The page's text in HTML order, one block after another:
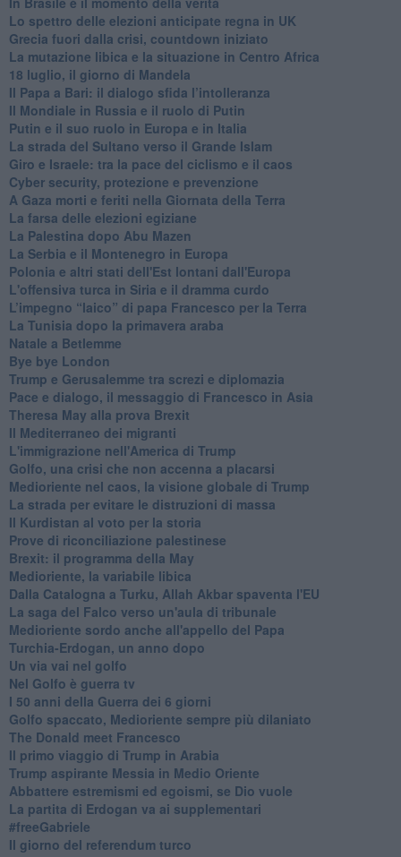
Lo spettro delle elezioni anticipate regna in UK
Grecia fuori dalla crisi, countdown iniziato
La mutazione libica e la situazione in Centro Africa
18 luglio, il giorno di Mandela
Il Papa a Bari: il dialogo sfida l’intolleranza
Il Mondiale in Russia e il ruolo di Putin
Putin e il suo ruolo in Europa e in Italia
La strada del Sultano verso il Grande Islam
Giro e Israele: tra la pace del ciclismo e il caos
Cyber security, protezione e prevenzione
A Gaza morti e feriti nella Giornata della Terra
La farsa delle elezioni egiziane
La Palestina dopo Abu Mazen
La Serbia e il Montenegro in Europa
Polonia e altri stati dell'Est lontani dall'Europa
L'offensiva turca in Siria e il dramma curdo
L’impegno “laico” di papa Francesco per la Terra
La Tunisia dopo la primavera araba
Natale a Betlemme
Bye bye London
Trump e Gerusalemme tra screzi e diplomazia
Pace e dialogo, il messaggio di Francesco in Asia
Theresa May alla prova Brexit
Il Mediterraneo dei migranti
L'immigrazione nell'America di Trump
Golfo, una crisi che non accenna a placarsi
Medioriente nel caos, la visione globale di Trump
La strada per evitare le distruzioni di massa
Il Kurdistan al voto per la storia
Prove di riconciliazione palestinese
Brexit: il programma della May
Medioriente, la variabile libica
Dalla Catalogna a Turku, Allah Akbar spaventa l'EU
La saga del Falco verso un'aula di tribunale
Medioriente sordo anche all'appello del Papa
Turchia-Erdogan, un anno dopo
Un via vai nel golfo
Nel Golfo è guerra tv
I 50 anni della Guerra dei 6 giorni
Golfo spaccato, Medioriente sempre più dilaniato
The Donald meet Francesco
Il primo viaggio di Trump in Arabia
Trump aspirante Messia in Medio Oriente
Abbattere estremismi ed egoismi, se Dio vuole
La partita di Erdogan va ai supplementari
#freeGabriele
Il giorno del referendum turco